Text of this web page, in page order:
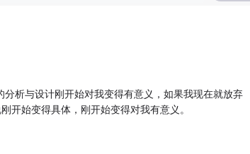
析与设计刚开始对我变得有意义，如果我现在就放弃
开始变得具体，刚开始变得对我有意义。